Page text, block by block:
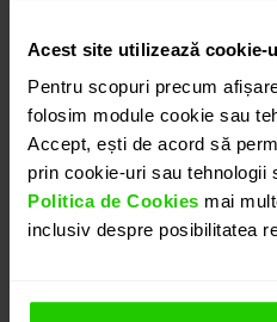
Acest site utilizează cookie-
Pentru scopuri precum
folosim module cookie sau
Accept, ești de acord să
prin cookie-uri sau tehnologii
Politica de Cookies mai
inclusiv despre posibilitatea